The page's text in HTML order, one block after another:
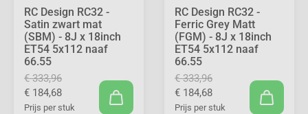
RC Design RC32 -
Satin zwart mat
(SBM) - 8J x 18inch
ET54 5x112 naaf
66.55
€ 333,96
€ 184,68
Prijs per stuk
RC Design RC32 -
Ferric Grey Matt
(FGM) - 8J x 18inch
ET54 5x112 naaf
66.55
€ 333,96
€ 184,68
Prijs per stuk